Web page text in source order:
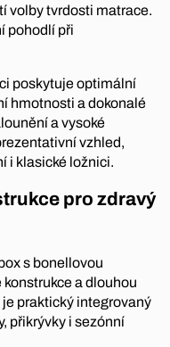
volby tvrdosti matrace.
pohodlí při
poskytuje optimální
hmotnosti a dokonalé
a vysoké
vzhled,
i klasické ložnici.
pro zdravý
s bonellovou
a dlouhou
praktický integrovaný
přikrývky i sezónní